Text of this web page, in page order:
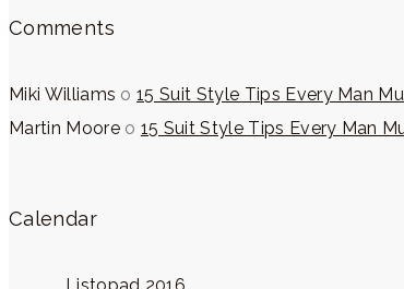
Comments
Miki Williams o15 Suit Style Tips Every Man
Martin Mooreo 15 Suit Style Tips Every Man
Calendar